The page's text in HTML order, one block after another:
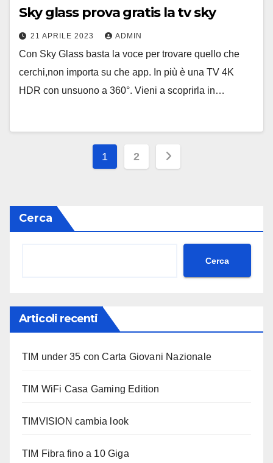
Sky glass prova gratis la tv sky
21 APRILE 2023 ADMIN
Con Sky Glass basta la voce per trovare quello che
cerchi,non importa su che app. In più è una TV 4K
HDR con unsuono a 360°. Vieni a scoprirla in…
1 2
Cerca
Cerca
Articoli recenti
TIM under 35 con Carta Giovani Nazionale
TIM WiFi Casa Gaming Edition
TIMVISION cambia look
TIM Fibra fino a 10 Giga